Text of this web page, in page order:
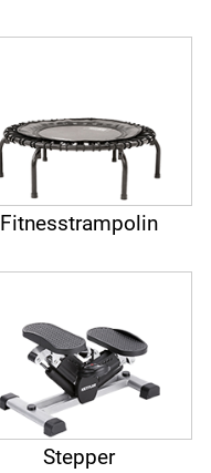
Fitnesstrampolin
Stepper